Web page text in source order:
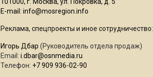
E-mail: info@mosregion.info
Реклама, спецпроекты и иное сотрудничество:
Игорь Дбар (Руководитель отдела продаж)
Email: i.dbar@osnmedia.ru
Телефон: +7 909 936-02-90